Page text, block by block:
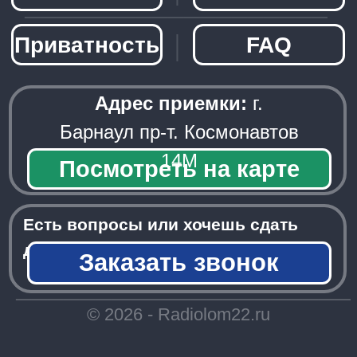
─────────────────────
© 2026 - Radiolom22.ru